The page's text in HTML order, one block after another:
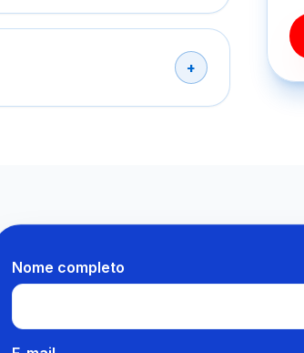
Nome completo